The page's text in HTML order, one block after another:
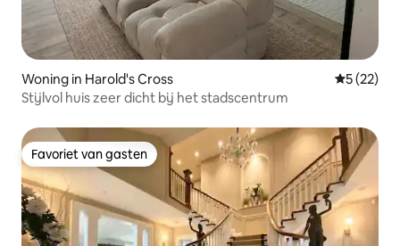
Woning in Harold's Cross
5 (22)
Stijlvol huis zeer dicht bij het stadscentrum
Favoriet van gasten
Favoriet van gasten